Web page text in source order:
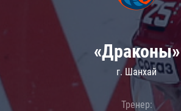
«Драконы»
г. Шанхай
Тренер: